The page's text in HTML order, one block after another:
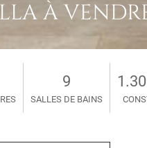
À
9
SALLES DE BAINS